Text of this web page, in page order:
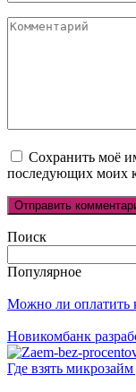
Комментарий
Сохранить моё
последующих моих
Поиск
Популярное
Можно ли оплатить
Новикомбанк
Где взять